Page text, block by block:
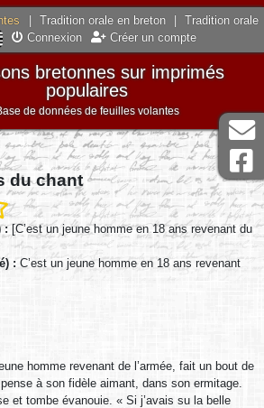
Tradition orale en breton
Tradition orale
Connexion Créer un compte
bretonnes sur imprimés
populaires
de données de feuilles volantes
du chant
:[C’est un jeune homme en 18 ans revenant du
: C’est un jeune homme en 18 ans revenant
homme revenant de l’armée, fait un bout de
à son fidèle aimant, dans son ermitage.
et tombe évanouie. « Si j’avais su la belle